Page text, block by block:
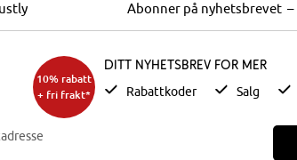
Abonner på nyhetsbrevet
10% rabatt
+ fri frakt*
Ditt nyhetsbrev for mer
Rabattkoder Salg